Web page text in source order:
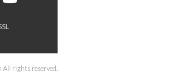
rights reserved.